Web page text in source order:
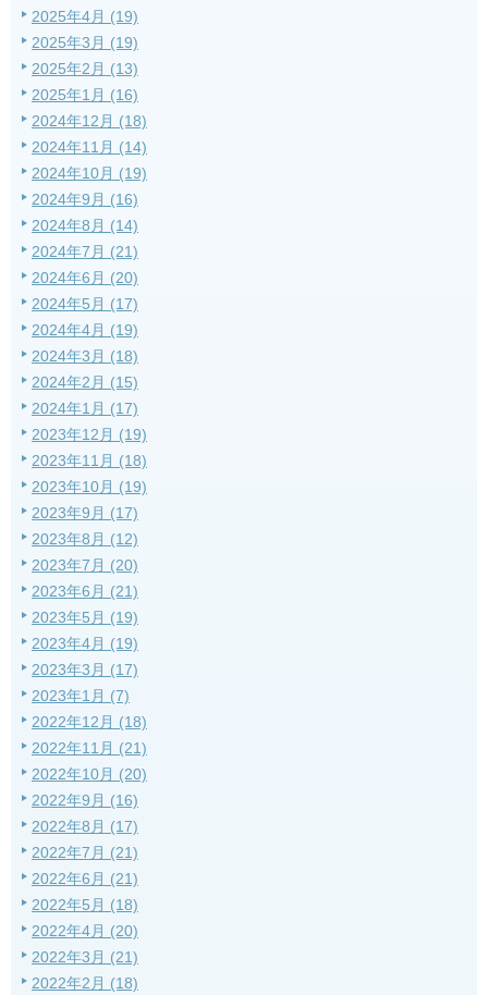
2025年4月 (19)
2025年3月 (19)
2025年2月 (13)
2025年1月 (16)
2024年12月 (18)
2024年11月 (14)
2024年10月 (19)
2024年9月 (16)
2024年8月 (14)
2024年7月 (21)
2024年6月 (20)
2024年5月 (17)
2024年4月 (19)
2024年3月 (18)
2024年2月 (15)
2024年1月 (17)
2023年12月 (19)
2023年11月 (18)
2023年10月 (19)
2023年9月 (17)
2023年8月 (12)
2023年7月 (20)
2023年6月 (21)
2023年5月 (19)
2023年4月 (19)
2023年3月 (17)
2023年1月 (7)
2022年12月 (18)
2022年11月 (21)
2022年10月 (20)
2022年9月 (16)
2022年8月 (17)
2022年7月 (21)
2022年6月 (21)
2022年5月 (18)
2022年4月 (20)
2022年3月 (21)
2022年2月 (18)